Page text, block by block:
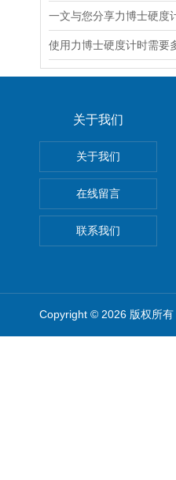
关于我们
关于我们
在线留言
联系我们
Copyright © 2026 版权所有